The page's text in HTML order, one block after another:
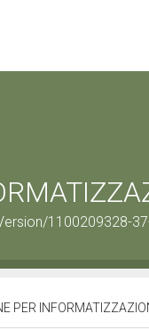
1100209328-
PER